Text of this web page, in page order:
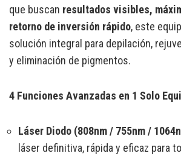
que buscan resultados visibles,
retorno de inversión rápido, este
solución integral para depilación,
y eliminación de pigmentos.
4 Funciones Avanzadas en 1 Solo
Láser Diodo (808nm / 755nm /
láser definitiva, rápida y eficaz para